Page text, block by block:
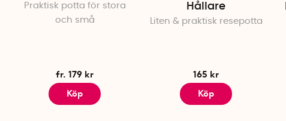
Praktisk potta för stora
och små
fr. 179 kr
Köp
Hållare
Liten & praktisk resepotta
165 kr
Köp